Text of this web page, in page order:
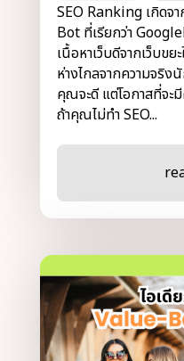
SEO Ranking เกิดจ
Bot ที่เรียกว่า
เนื้อหาเว็บดีจากเว็บข
ห่างไกลจากความจริง
คุณจะดี แต่โอกาสที่จะ
ถ้าคุณไม่ทำ SEO...